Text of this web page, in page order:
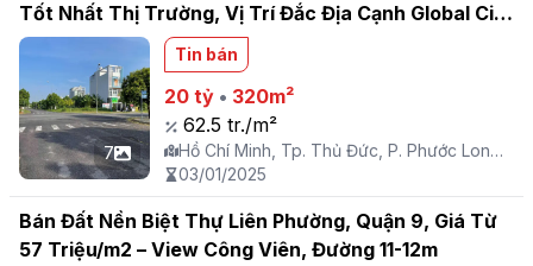
Tốt Nhất Thị Trường, Vị Trí Đắc Địa Cạnh Global City
Liên hệ ngay: 0918153827 (Mr. Tình)
7
Tin bán
20 tỷ • 320m²
62.5 tr./m²
Hồ Chí Minh, Tp. Thủ Đức, P. Phước Long
B
03/01/2025
Bán Đất Nền Biệt Thự Liên Phường, Quận 9, Giá Từ
57 Triệu/m2 – View Công Viên, Đường 11-12m